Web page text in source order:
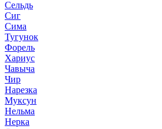
Сельдь
Сиг
Сима
Тугунок
Форель
Хариус
Чавыча
Чир
Нарезка
Муксун
Нельма
Нерка